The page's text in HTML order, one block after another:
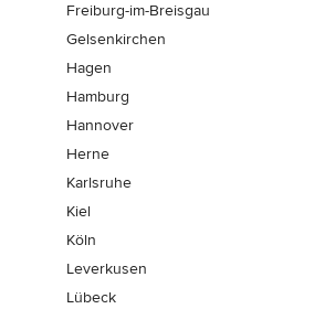
Freiburg-im-Breisgau
Gelsenkirchen
Hagen
Hamburg
Hannover
Herne
Karlsruhe
Kiel
Köln
Leverkusen
Lübeck